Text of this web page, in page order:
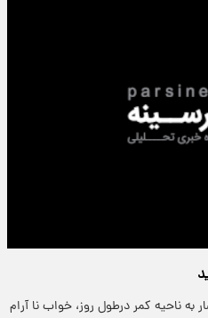
ناحیه کمر درطول روز، خواب نا آرام